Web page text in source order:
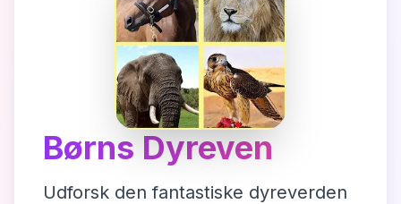
Børns Dyreven
Udforsk den fantastiske dyreverden